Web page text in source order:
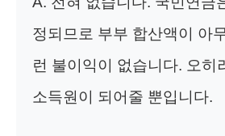
정되므로 부부 합산액이 아
런 불이익이 없습니다. 오히
소득원이 되어줄 뿐입니다.